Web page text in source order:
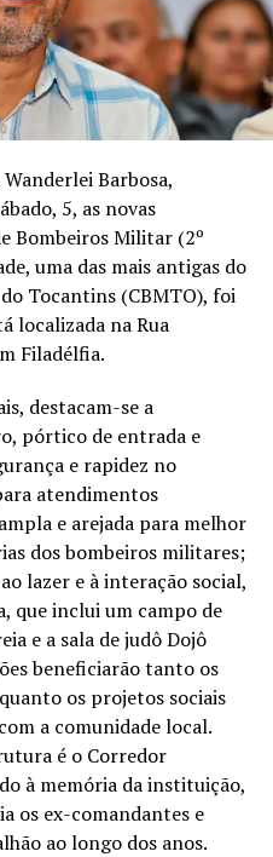
Barbosa,
5, as novas
Bombeiros Militar (2º
uma das mais antigas do
Tocantins (CBMTO), foi
localizada na Rua
Filadélfia.
destacam-se a
pórtico de entrada e
e rapidez no
atendimentos
e arejada para melhor
dos bombeiros militares;
lazer e à interação social,
que inclui um campo de
e a sala de judô Dojô
beneficiarão tanto os
os projetos sociais
a comunidade local.
é o Corredor
à memória da instituição,
os ex-comandantes e
ao longo dos anos.